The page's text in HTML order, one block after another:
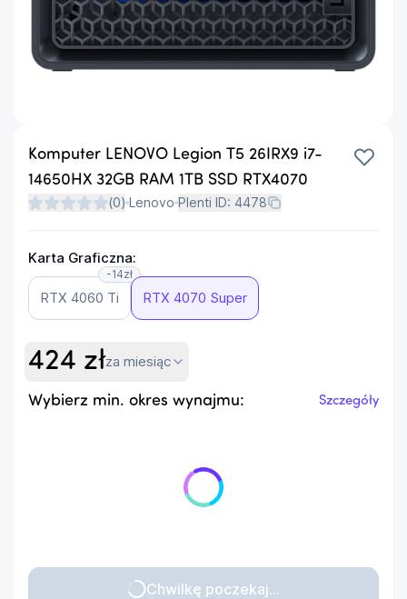
Komputer LENOVO Legion T5 26IRX9 i7-
14650HX 32GB RAM 1TB SSD RTX4070
(0) Lenovo Plenti ID: 4478
Karta Graficzna:
-14zł
RTX 4060 Ti RTX 4070 Super
424 złza miesiąc
Wybierz min. okres wynajmu: Szczegóły
Chwilkę poczekaj...